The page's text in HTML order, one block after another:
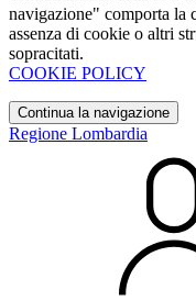
navigazione" comporta la
assenza di cookie o altri
sopracitati.
COOKIE POLICY
Continua la navigazione
Regione Lombardia